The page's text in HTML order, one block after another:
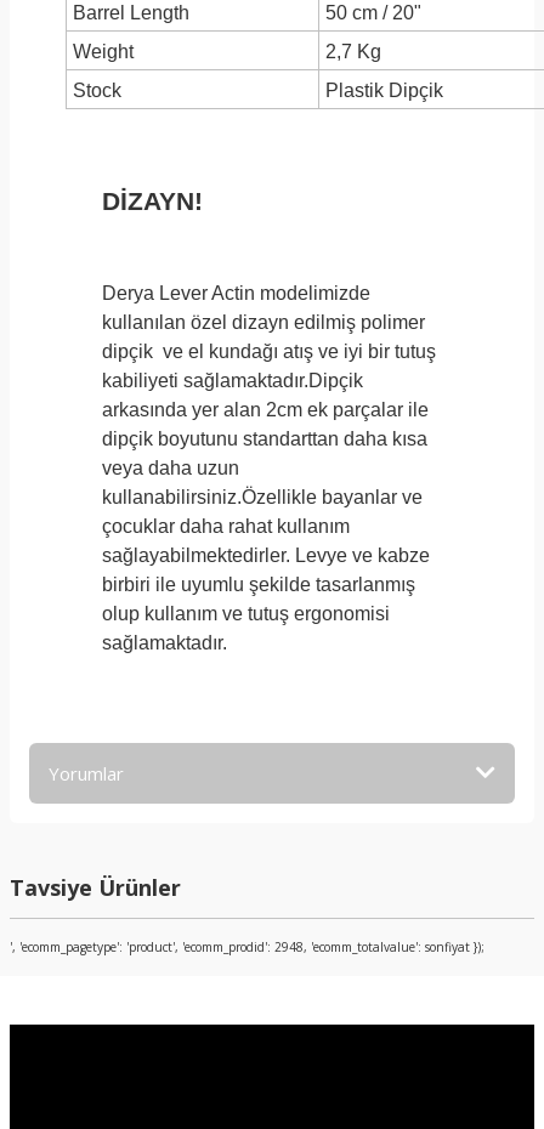
Barrel Length
50 cm / 20"
Weight
2,7 Kg
Stock
Plastik Dipçik
DİZAYN!
Derya Lever Actin modelimizde
kullanılan özel dizayn edilmiş polimer
dipçik ve el kundağı atış ve iyi bir tutuş
kabiliyeti sağlamaktadır.Dipçik
arkasında yer alan 2cm ek parçalar ile
dipçik boyutunu standarttan daha kısa
veya daha uzun
kullanabilirsiniz.Özellikle bayanlar ve
çocuklar daha rahat kullanım
sağlayabilmektedirler. Levye ve kabze
birbiri ile uyumlu şekilde tasarlanmış
olup kullanım ve tutuş ergonomisi
sağlamaktadır.
Yorumlar
Yorum Yaz
Tavsiye Ürünler
', 'ecomm_pagetype': 'product', 'ecomm_prodid': 2948, 'ecomm_totalvalue': sonfiyat });